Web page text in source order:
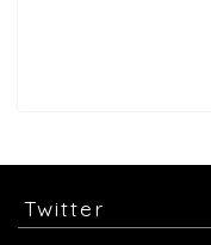
Twitter